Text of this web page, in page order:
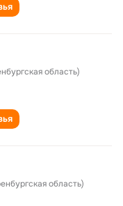
область)
область)